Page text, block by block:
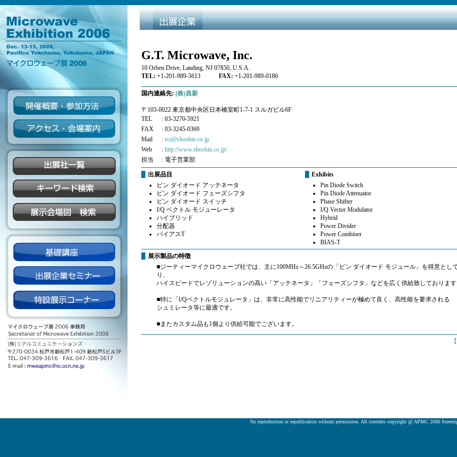
G.T. Microwave, Inc.
10 Orben Drive, Landing, NJ 07850, U.S.A.
TEL: +1-201-989-5613 FAX: +1-201-989-0186
国内連絡先: (株)昌新
〒103-0022 東京都中央区日本橋室町1-7-1 スルガビル6F
TEL
: 03-3270-5921
FAX
: 03-3245-0369
Mail
: eci@shoshin.co.jp
Web
: http://www.shoshin.co.jp/
担当
: 電子営業部
出展品目
ピン ダイオード アッテネータ
ピン ダイオード フェーズシフタ
ピン ダイオード スイッチ
I/Q ベクトル モジューレータ
ハイブリッド
分配器
バイアスT
Exhibits
Pin Diode Switch
Pin Diode Attenuator
Phase Shifter
I/Q Vector Modulator
Hybrid
Power Divider
Power Combiner
BIAS-T
展示製品の特徴
■ジーティーマイクロウェーブ社では、主に100MHz～26.5GHzの「ピン ダイオード モジュール」を得意とし
り、
ハイスピードでレゾリューションの高い「アッテネータ」「フェーズシフタ」などを広く供給致しております
■特に「I/Qベクトルモジュレータ」は、非常に高性能でリニアリティーが極めて良く、高性能を要求される
シュミレータ等に最適です。
■またカスタム品も1個より供給可能でございます。
【
No reproduction or republication without permission. All contents copyright @ APMC 2006